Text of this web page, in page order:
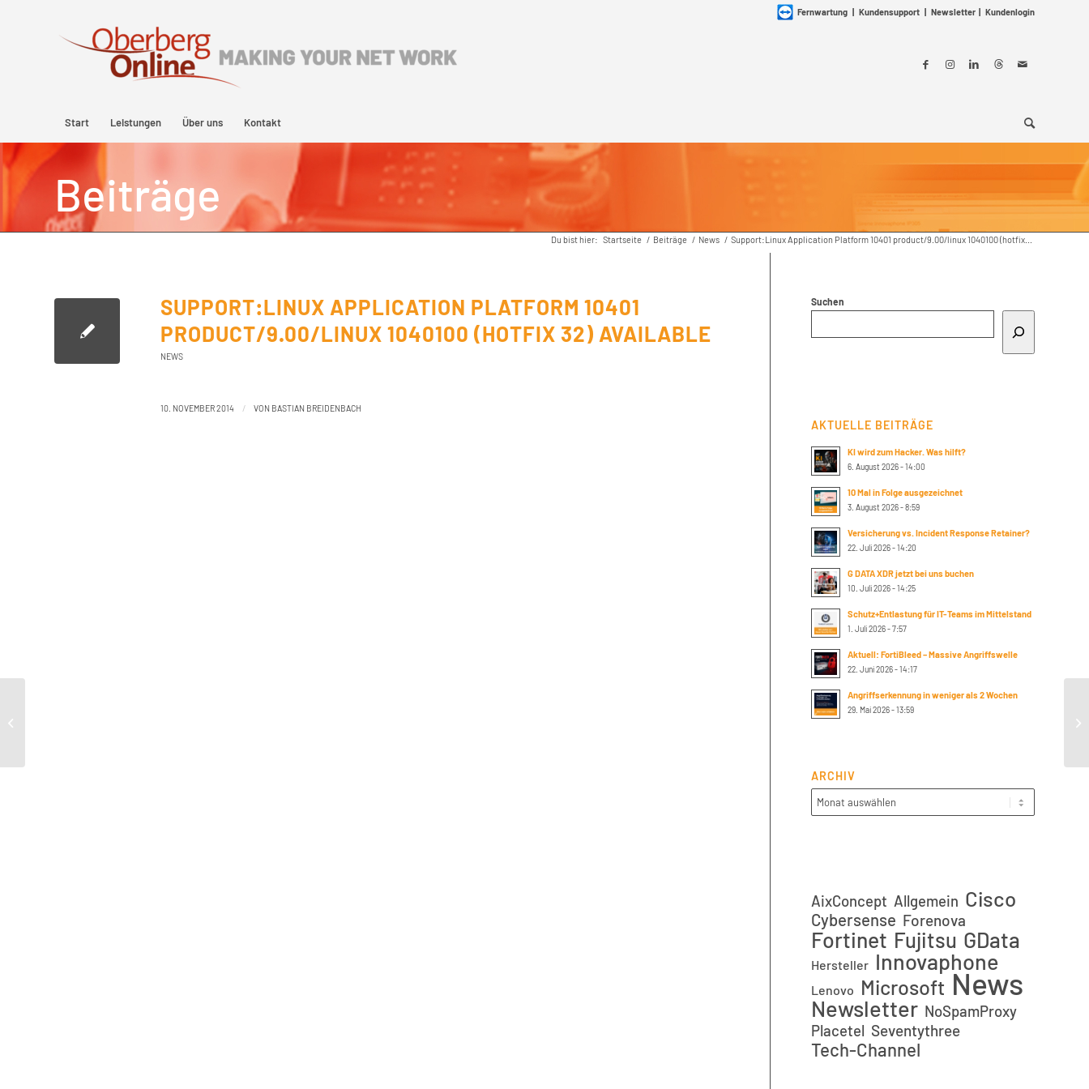
Fernwartung | Kundensupport | Newsletter | Kundenlogin
Start Leistungen Über uns Kontakt
Beiträge
Du bist hier: Startseite / Beiträge / News / Support:Linux Application Platform 10401 product/9.00/linux 1040100 (hotfix...
SUPPORT:LINUX APPLICATION PLATFORM 10401
PRODUCT/9.00/LINUX 1040100 (HOTFIX 32) AVAILABLE
NEWS
10. NOVEMBER 2014 / VON BASTIAN BREIDENBACH
Suchen
AKTUELLE BEITRÄGE
KI wird zum Hacker. Was hilft?
6. August 2026 - 14:00
10 Mal in Folge ausgezeichnet
3. August 2026 - 8:59
Versicherung vs. Incident Response Retainer?
22. Juli 2026 - 14:20
G DATA XDR jetzt bei uns buchen
10. Juli 2026 - 14:25
Schutz+Entlastung für IT-Teams im Mittelstand
1. Juli 2026 - 7:57
Aktuell: FortiBleed – Massive Angriffswelle
22. Juni 2026 - 14:17
Angriffserkennung in weniger als 2 Wochen
29. Mai 2026 - 13:59
ARCHIV
AixConcept Allgemein Cisco
Cybersense Forenova
Fortinet Fujitsu GData
Hersteller Innovaphone
Lenovo Microsoft News
Newsletter NoSpamProxy
Placetel Seventythree
Tech-Channel